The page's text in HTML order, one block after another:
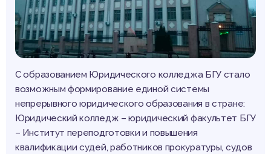
С образованием Юридического колледжа БГУ стало
возможным формирование единой системы
непрерывного юридического образования в стране:
Юридический колледж – юридический факультет БГУ
– Институт переподготовки и повышения
квалификации судей, работников прокуратуры, судов